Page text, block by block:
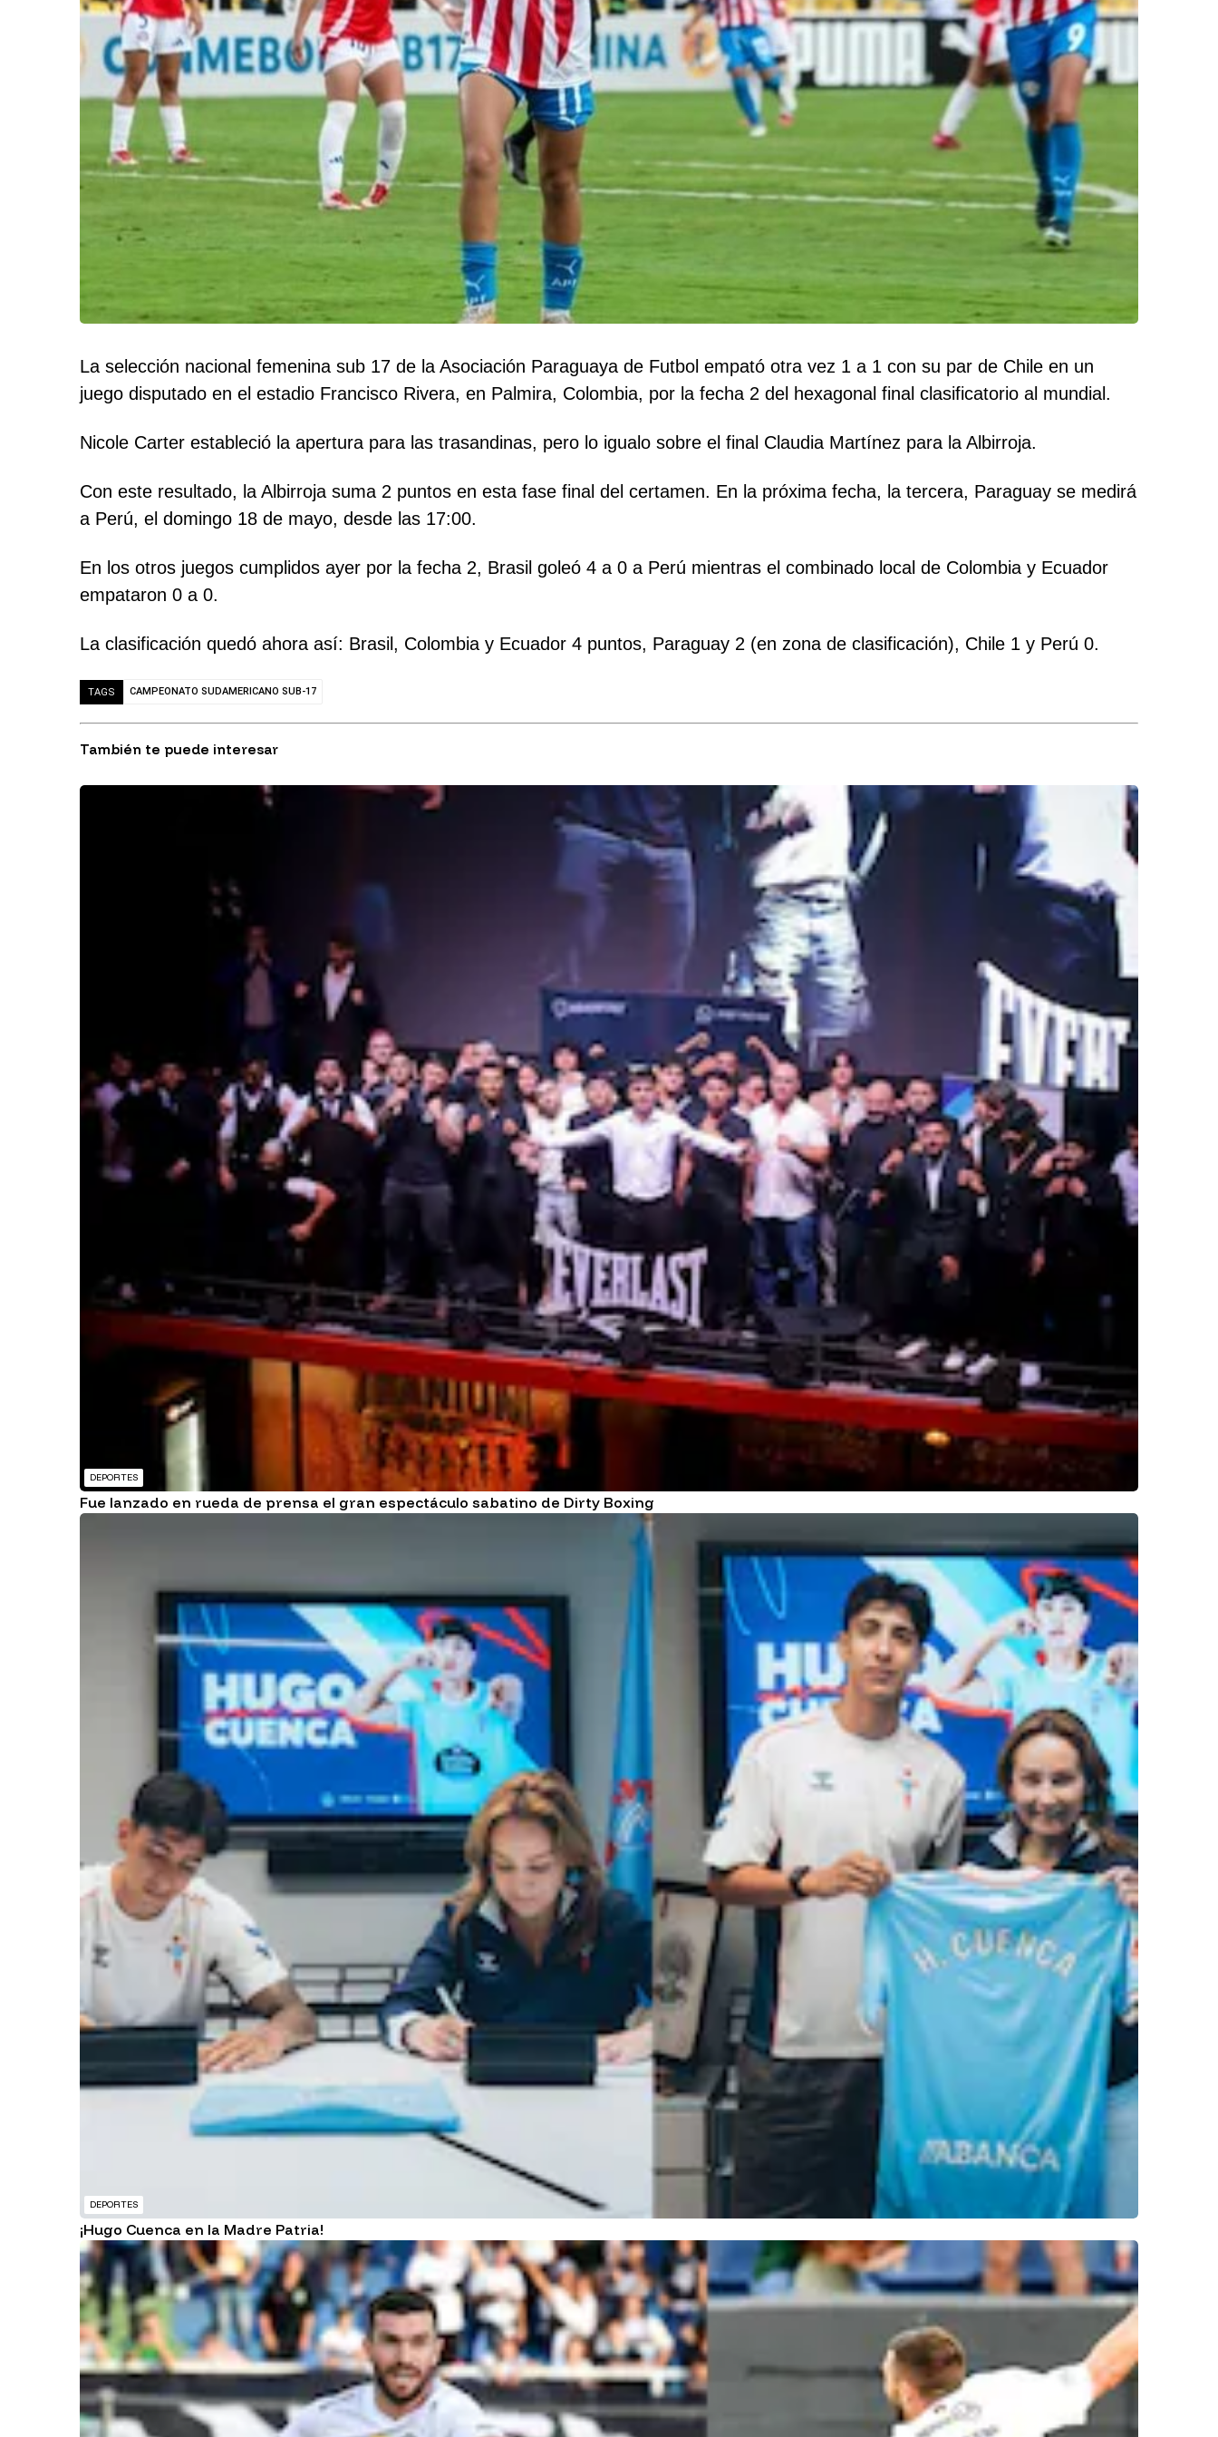
La selección nacional femenina sub 17 de la Asociación Paraguaya de Futbol empató otra vez 1 a 1 con su par de Chile en un
juego disputado en el estadio Francisco Rivera, en Palmira, Colombia, por la fecha 2 del hexagonal final clasificatorio al mundial.
Nicole Carter estableció la apertura para las trasandinas, pero lo igualo sobre el final Claudia Martínez para la Albirroja.
Con este resultado, la Albirroja suma 2 puntos en esta fase final del certamen. En la próxima fecha, la tercera, Paraguay se medirá
a Perú, el domingo 18 de mayo, desde las 17:00.
En los otros juegos cumplidos ayer por la fecha 2, Brasil goleó 4 a 0 a Perú mientras el combinado local de Colombia y Ecuador
empataron 0 a 0.
La clasificación quedó ahora así: Brasil, Colombia y Ecuador 4 puntos, Paraguay 2 (en zona de clasificación), Chile 1 y Perú 0.
TAGS CAMPEONATO SUDAMERICANO SUB-17
También te puede interesar
DEPORTES
Fue lanzado en rueda de prensa el gran espectáculo sabatino de Dirty Boxing
DEPORTES
¡Hugo Cuenca en la Madre Patria!